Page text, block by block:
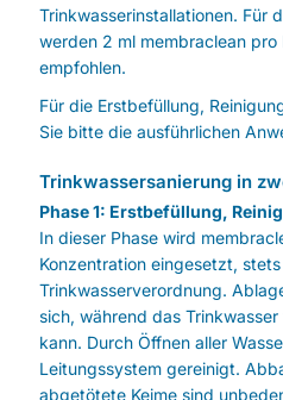
Trinkwasserinstallationen. Für
werden 2 ml membraclean pro
empfohlen.
Für die Erstbefüllung,
Sie bitte die ausführlichen
Trinkwassersanierung in
Phase 1: Erstbefüllung,
In dieser Phase wird
Konzentration eingesetzt,
Trinkwasserverordnung.
sich, während das
kann. Durch Öffnen aller
Leitungssystem gereinigt.
abgetötete Keime sind